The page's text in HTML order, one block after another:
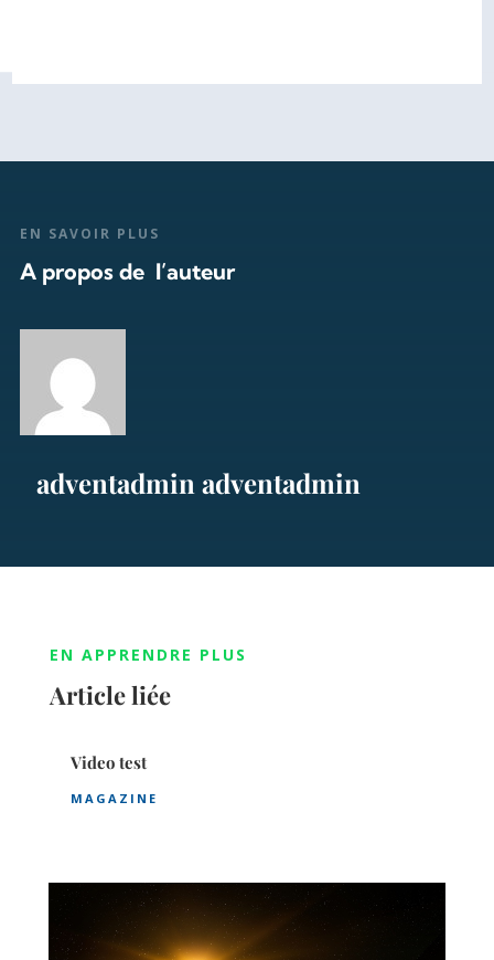
EN SAVOIR PLUS
A propos de l’auteur
adventadmin adventadmin
EN APPRENDRE PLUS
Article liée
Video test
MAGAZINE